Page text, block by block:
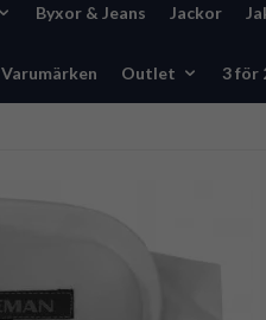
Byxor & Jeans Jackor
Varumärken Outlet 3 för